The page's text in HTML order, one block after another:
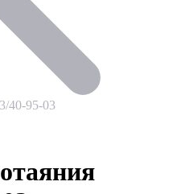
40-95-03